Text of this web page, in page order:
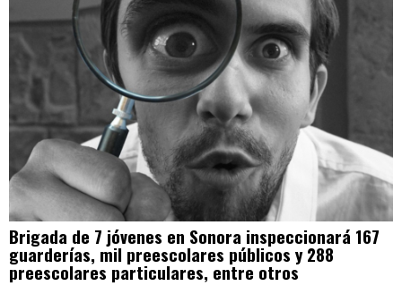
Brigada de 7 jóvenes en Sonora inspeccionará 167
guarderías, mil preescolares públicos y 288
preescolares particulares, entre otros